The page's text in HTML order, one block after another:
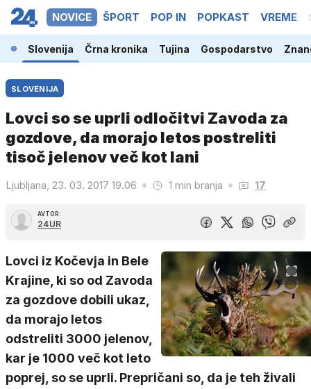
NOVICE ŠPORT POP IN POPKAST VREME
Slovenija Črna kronika Tujina Gospodarstvo
SLOVENIJA
Lovci so se uprli odločitvi Zavoda za
gozdove, da morajo letos postreliti
tisoč jelenov več kot lani
Ljubljana, 23. 03. 2017 19.06 1 min branja 17
AVTOR:
24UR
Lovci iz Kočevja in Bele
Krajine, ki so od Zavoda
za gozdove dobili ukaz,
da morajo letos
odstreliti 3000 jelenov,
kar je 1000 več kot leto
poprej, so se uprli. Prepričani so, da je teh živali